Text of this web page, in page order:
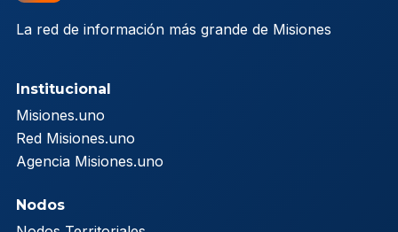
La red de información más grande de Misiones
Institucional
Misiones.uno
Red Misiones.uno
Agencia Misiones.uno
Nodos